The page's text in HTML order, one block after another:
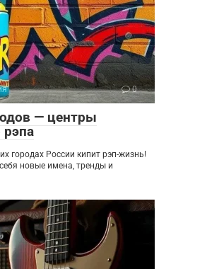
0
— центры
рэпа
городах России кипит рэп-жизнь!
новые имена, тренды и